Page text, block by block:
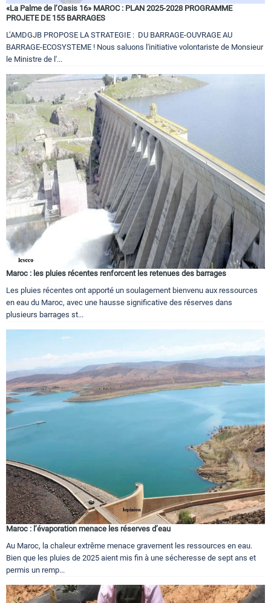
«La Palme de l’Oasis 16» MAROC : PLAN 2025-2028 PROGRAMME
PROJETE DE 155 BARRAGES
L’AMDGJB PROPOSE LA STRATEGIE : DU BARRAGE-OUVRAGE AU
BARRAGE-ECOSYSTEME ! Nous saluons l'initiative volontariste de Monsieur
le Ministre de l'...
Maroc : les pluies récentes renforcent les retenues des barrages
Les pluies récentes ont apporté un soulagement bienvenu aux ressources
en eau du Maroc, avec une hausse significative des réserves dans
plusieurs barrages st...
Maroc : l’évaporation menace les réserves d’eau
Au Maroc, la chaleur extrême menace gravement les ressources en eau.
Bien que les pluies de 2025 aient mis fin à une sécheresse de sept ans et
permis un remp...